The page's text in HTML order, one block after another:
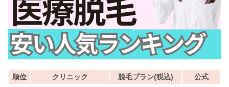
順位 クリニック 脱毛プラン(税込) 公式